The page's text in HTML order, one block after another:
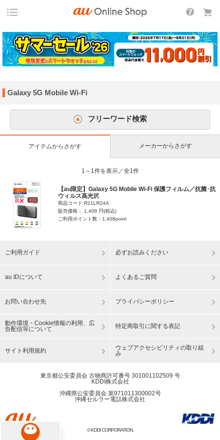
Galaxy 5G Mobile Wi-Fi
フリーワード検索
アイテムからさがす メーカーからさがす
1～1件を表示／全1件
【au限定】Galaxy 5G Mobile Wi-Fi 保護フィルム／抗菌･抗
ウィルス高光沢
商品コード:R21LR24A
販売価格： 1,408 円(税込)
ご利用ポイント数：1,408point
ご利用ガイド 必ずお読みください
au IDについて よくあるご質問
お問い合わせ先 プライバシーポリシー
動作環境・Cookie情報の利用、広
告配信等について
特定商取引に関する表記
サイト利用規約
ウェブアクセシビリティの取り組
み
東京都公安委員会 古物商許可番号 301001102509 号
KDDI株式会社
沖縄県公安委員会 第971011300002号
沖縄セルラー電話株式会社
© KDDI CORPORATION.